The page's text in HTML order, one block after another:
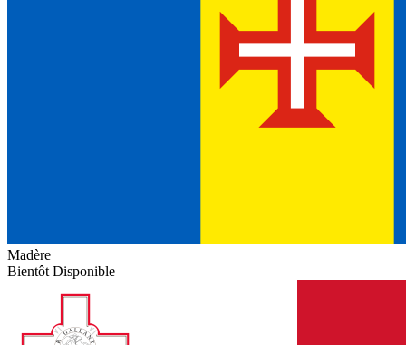
Madère
Bientôt Disponible